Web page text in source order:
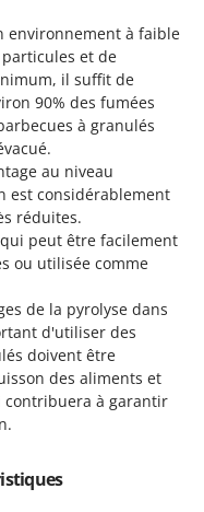
environnement à faible
et de
il suffit de
90% des fumées
à granulés
au niveau
est considérablement
réduites.
peut être facilement
ou utilisée comme
de la pyrolyse dans
d'utiliser des
doivent être
des aliments et
à garantir